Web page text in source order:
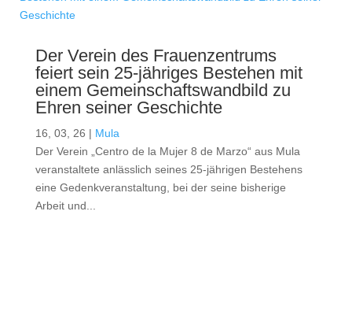
Der Verein des Frauenzentrums
feiert sein 25-jähriges Bestehen mit
einem Gemeinschaftswandbild zu
Ehren seiner Geschichte
16, 03, 26 | Mula
Der Verein „Centro de la Mujer 8 de Marzo“ aus Mula
veranstaltete anlässlich seines 25-jährigen Bestehens
eine Gedenkveranstaltung, bei der seine bisherige
Arbeit und...